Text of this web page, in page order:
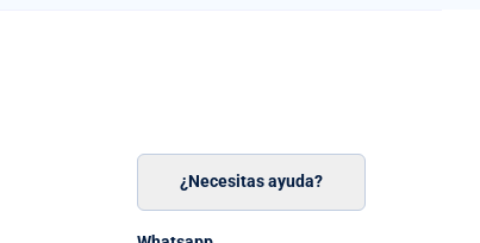
¿Necesitas ayuda?